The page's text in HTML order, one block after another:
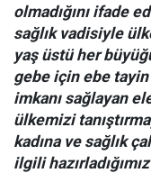
olmadığını ifade
sağlık vadisiyle
yaş üstü her
gebe için ebe
imkanı sağlayan
ülkemizi
kadına ve sağlık
ilgili